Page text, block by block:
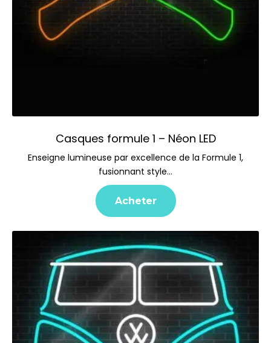
Casques formule 1 – Néon LED
Enseigne lumineuse par excellence de la Formule 1,
fusionnant style…
Acheter